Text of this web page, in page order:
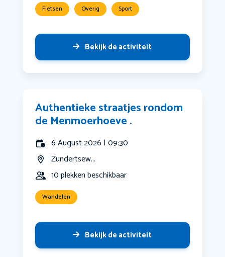
Fietsen Overig Sport
Bekijk de activiteit
Authentieke straatjes rondom
de Menmoerhoeve .
6 August 2026 | 09:30
Zundertsew...
10 plekken beschikbaar
Wandelen
Bekijk de activiteit